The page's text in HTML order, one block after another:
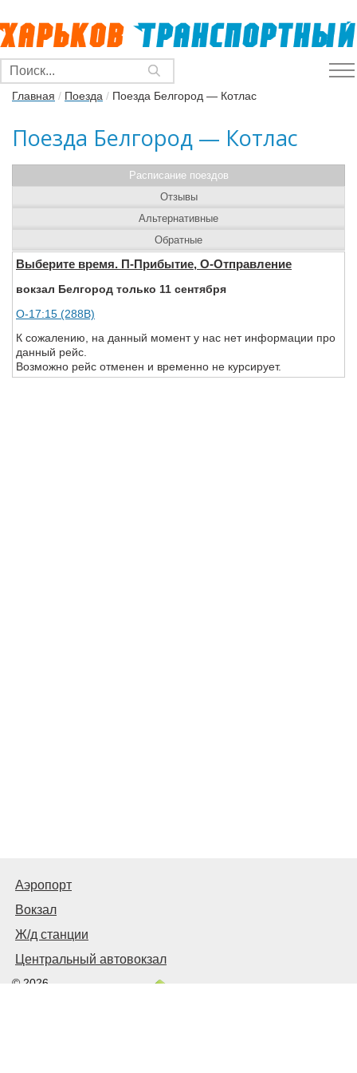
Главная / Поезда / Поезда Белгород — Котлас
Поезда Белгород — Котлас
Расписание поездов
Выберите время. П-Прибытие, О-Отправление
вокзал Белгород только 11 сентября
О-17:15 (288В)
К сожалению, на данный момент у нас нет информации про
данный рейс.
Возможно рейс отменен и временно не курсирует.
Отзывы
Альтернативные
Обратные
Аэропорт
Вокзал
Ж/д станции
Центральный автовокзал
© 2026